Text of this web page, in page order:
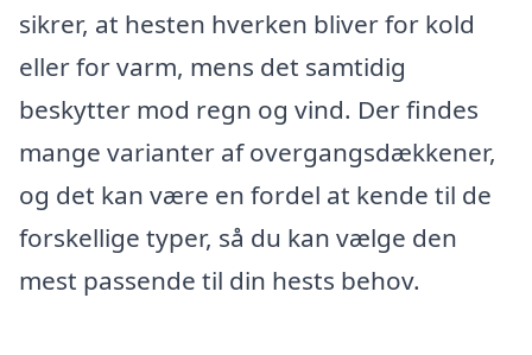
sikrer, at hesten hverken bliver for kold
eller for varm, mens det samtidig
beskytter mod regn og vind. Der findes
mange varianter af overgangsdækkener,
og det kan være en fordel at kende til de
forskellige typer, så du kan vælge den
mest passende til din hests behov.